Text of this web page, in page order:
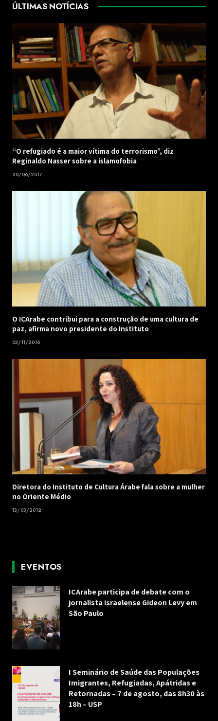
ÚLTIMAS NOTÍCIAS
“O refugiado é a maior vítima do terrorismo”, diz
Reginaldo Nasser sobre a islamofobia
20/06/2017
O ICArabe contribui para a construção de uma cultura de
paz, afirma novo presidente do Instituto
03/11/2016
Diretora do Instituto de Cultura Árabe fala sobre a mulher
no Oriente Médio
13/03/2012
EVENTOS
ICArabe participa de debate com o
jornalista israelense Gideon Levy em
São Paulo
I Seminário de Saúde das Populações
Imigrantes, Refugiadas, Apátridas e
Retornadas – 7 de agosto, das 8h30 às
18h – USP